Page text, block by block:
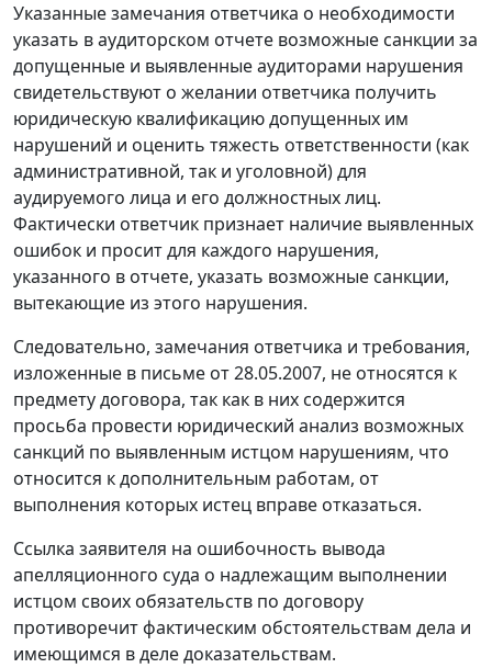
Указанные замечания ответчика о необходимости
указать в аудиторском отчете возможные санкции за
допущенные и выявленные аудиторами нарушения
свидетельствуют о желании ответчика получить
юридическую квалификацию допущенных им
нарушений и оценить тяжесть ответственности (как
административной, так и уголовной) для
аудируемого лица и его должностных лиц.
Фактически ответчик признает наличие выявленных
ошибок и просит для каждого нарушения,
указанного в отчете, указать возможные санкции,
вытекающие из этого нарушения.
Следовательно, замечания ответчика и требования,
изложенные в письме от 28.05.2007, не относятся к
предмету договора, так как в них содержится
просьба провести юридический анализ возможных
санкций по выявленным истцом нарушениям, что
относится к дополнительным работам, от
выполнения которых истец вправе отказаться.
Ссылка заявителя на ошибочность вывода
апелляционного суда о надлежащим выполнении
истцом своих обязательств по договору
противоречит фактическим обстоятельствам дела и
имеющимся в деле доказательствам.